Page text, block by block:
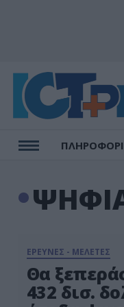
ΕΡΕΥΝΕΣ - ΜΕΛΕΤΕΣ
Θα
432 δισ.